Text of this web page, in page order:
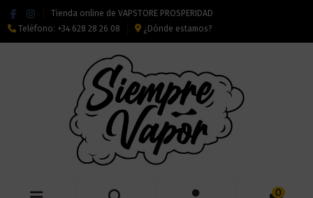
Tienda online de VAPSTORE PROSPERIDAD
Teléfono: +34 628 28 26 08 ¿Dónde estamos?
0